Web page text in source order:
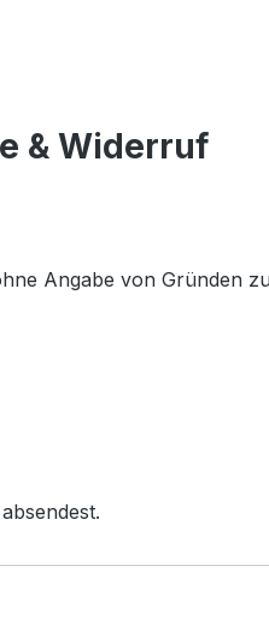
& Widerruf
Angabe von Gründen